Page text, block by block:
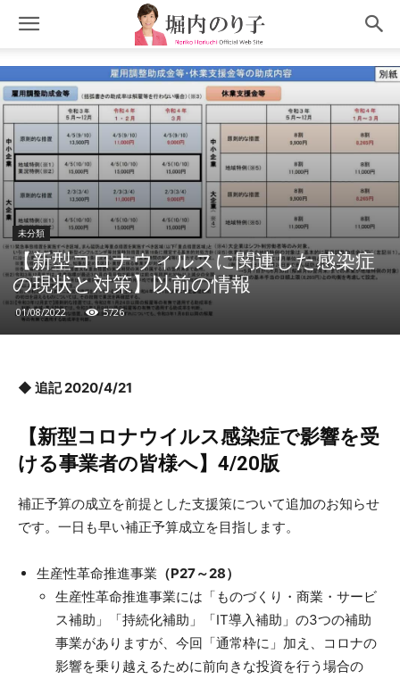
未分類
【新型コロナウィルスに関連した感染症
の現状と対策】以前の情報
01/08/2022 5726
◆ 追記 2020/4/21
【新型コロナウイルス感染症で影響を受
ける事業者の皆様へ】4/20版
補正予算の成立を前提とした支援策について追加のお知らせ
です。一日も早い補正予算成立を目指します。
生産性革命推進事業 （P27～28）
生産性革命推進事業には「ものづくり・商業・サービ
ス補助」「持続化補助」「IT導入補助」の3つの補助
事業がありますが、今回「通常枠に」加え、コロナの
影響を乗り越えるために前向きな投資を行う場合の